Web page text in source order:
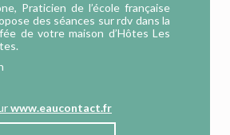
Praticien de l’école française
des séances sur rdv dans la
de votre maison d’Hôtes Les
www.eaucontact.fr